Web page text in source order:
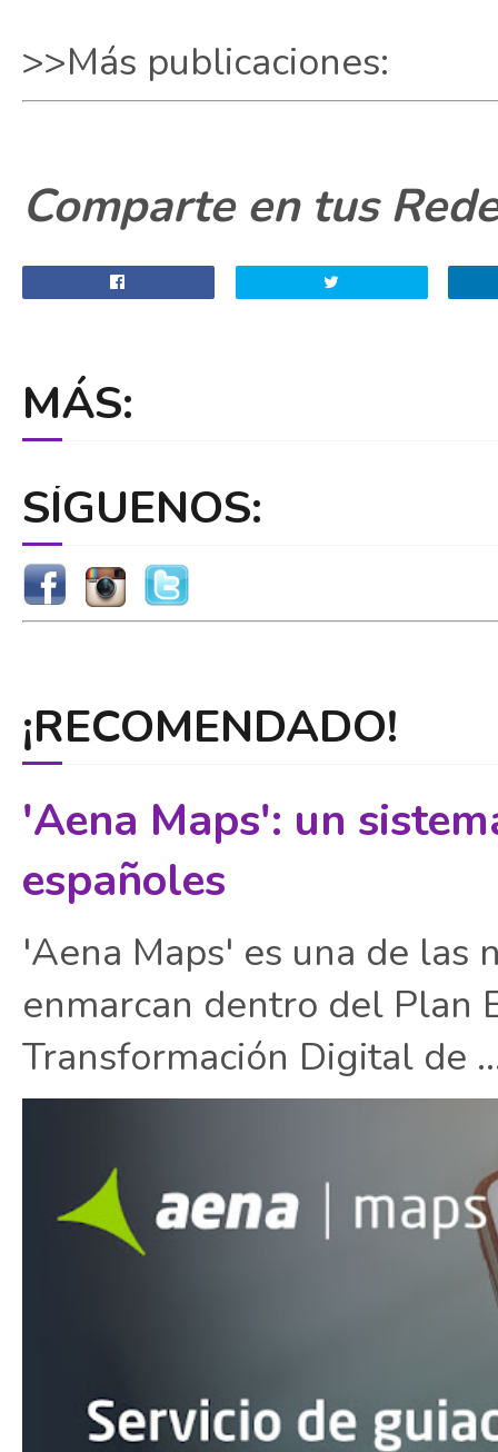
>>Más publicaciones:
Comparte en tus
MÁS:
SÍGUENOS:
¡RECOMENDADO!
'Aena Maps': un
españoles
'Aena Maps' es una de las
enmarcan dentro del Plan
Transformación Digital de